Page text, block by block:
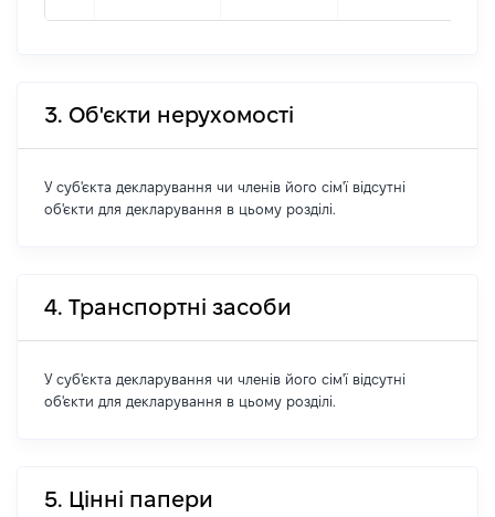
3. Об'єкти нерухомості
У суб'єкта декларування чи членів його сім'ї відсутні
об'єкти для декларування в цьому розділі.
4. Транспортні засоби
У суб'єкта декларування чи членів його сім'ї відсутні
об'єкти для декларування в цьому розділі.
5. Цінні папери